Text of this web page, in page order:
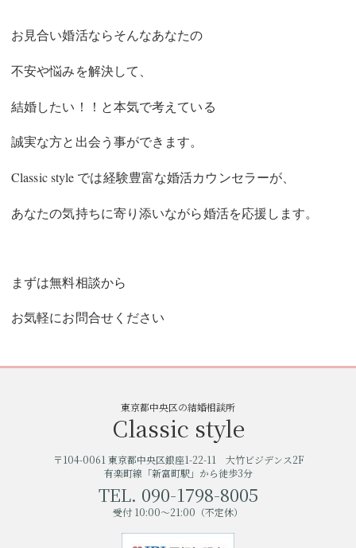
お見合い婚活ならそんなあなたの
不安や悩みを解決して、
結婚したい！！と本気で考えている
誠実な方と出会う事ができます。
Classic style では経験豊富な婚活カウンセラーが、
あなたの気持ちに寄り添いながら婚活を応援します。
まずは無料相談から
お気軽にお問合せください
東京都中央区の結婚相談所
Classic style
〒104-0061 東京都中央区銀座1-22-11 大竹ビジデンス2F
有楽町線「新富町駅」から徒歩3分
TEL. 090-1798-8005
受付 10:00〜21:00（不定休）